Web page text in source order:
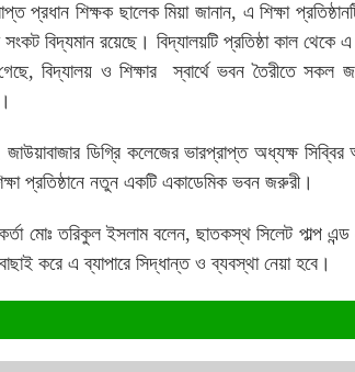
প্রধান শিক্ষক ছালেক মিয়া জানান, এ শিক্ষা
সংকট বিদ্যমান রয়েছে। বিদ্যালয়টি প্রতিষ্ঠা কাল
বিদ্যালয় ও শিক্ষার স্বার্থে ভবন তৈরীতে
জাউয়াবাজার ডিগ্রি কলেজের ভারপ্রাপ্ত অধ্যক্ষ
প্রতিষ্ঠানে নতুন একটি একাডেমিক ভবন জরুরী।
মোঃ তরিকুল ইসলাম বলেন, ছাতকস্থ সিলেট পাল্প
করে এ ব্যাপারে সিদ্ধান্ত ও ব্যবস্থা নেয়া হবে।